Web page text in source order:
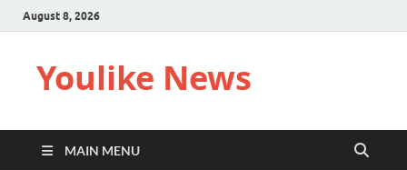
August 8, 2026
Youlike News
MAIN MENU